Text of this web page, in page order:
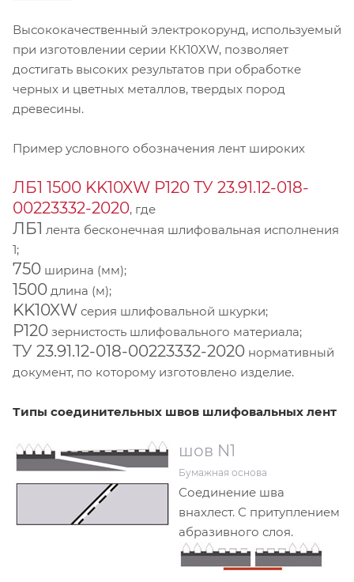
Высококачественный электрокорунд, используемый
при изготовлении серии КК10XW, позволяет
достигать высоких результатов при обработке
черных и цветных металлов, твердых пород
древесины.
Пример условного обозначения лент широких
ЛБ1 1500 KK10XW Р120 ТУ 23.91.12-018-
00223332-2020, где
ЛБ1 лента бесконечная шлифовальная исполнения
1;
750 ширина (мм);
1500 длина (м);
KK10XW серия шлифовальной шкурки;
Р120 зернистость шлифовального материала;
ТУ 23.91.12-018-00223332-2020 нормативный
документ, по которому изготовлено изделие.
Типы соединительных швов шлифовальных лент
шов N1
Бумажная основа
Соединение шва
внахлест. С притуплением
абразивного слоя.